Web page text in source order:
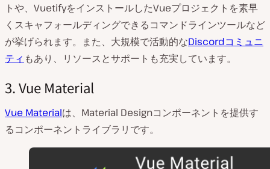
トや、VuetifyをインストールしたVueプロジェクトを素早
くスキャフォールディングできるコマンドラインツールなど
が挙げられます。また、大規模で活動的なDiscordコミュニ
ティ もあり、リソースとサポートも充実しています。
3. Vue Material
Vue Materialは、Material Designコンポーネントを提供す
るコンポーネントライブラリです。